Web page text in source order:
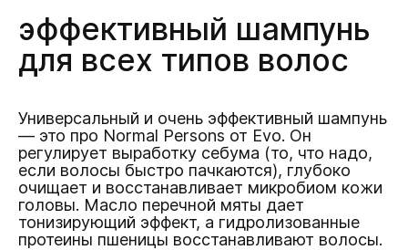
эффективный шампунь
для всех типов волос
Универсальный и очень эффективный шампунь
— это про Normal Persons от Evo. Он
регулирует выработку себума (то, что надо,
если волосы быстро пачкаются), глубоко
очищает и восстанавливает микробиом кожи
головы. Масло перечной мяты дает
тонизирующий эффект, а гидролизованные
протеины пшеницы восстанавливают волосы.